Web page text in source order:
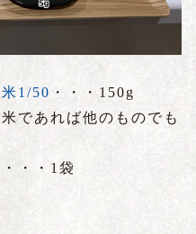
1/50 ・・・150g
であれば他のものでも
・・・1袋